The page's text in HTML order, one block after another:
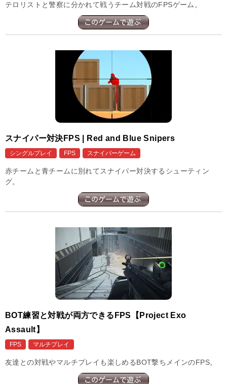
テロリストと警察に分かれて戦うチーム対戦のFPSゲーム。
スナイパー対決FPS | Red and Blue Snipers
シングルプレイ FPS スナイパーゲーム
赤チームと青チームに別れてスナイパー対決するシューティン
グ。
BOT練習と対戦が両方できるFPS【Project Exo
Assault】
FPS マルチプレイ
友達との対戦やマルチプレイも楽しめるBOT撃ちメインのFPS。